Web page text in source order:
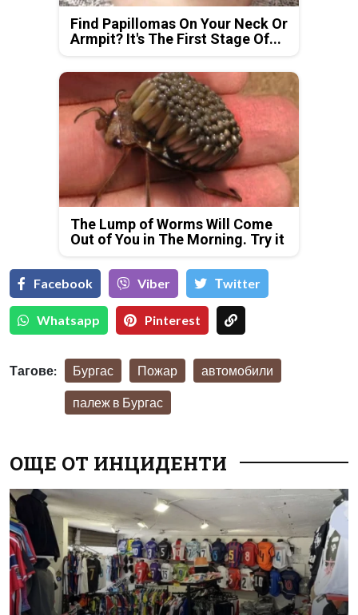
Find Papillomas On Your Neck Or
Armpit? It's The First Stage Of...
The Lump of Worms Will Come
Out of You in The Morning. Try it
Facebook Viber Тwitter
Whatsapp Pinterest
Тагове: Бургас Пожар автомобили
палеж в Бургас
ОЩЕ ОТ ИНЦИДЕНТИ